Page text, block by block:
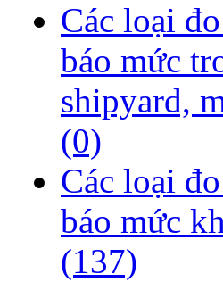
Các loại
báo mức
shipyard,
(0)
Các loại
báo mức
(137)